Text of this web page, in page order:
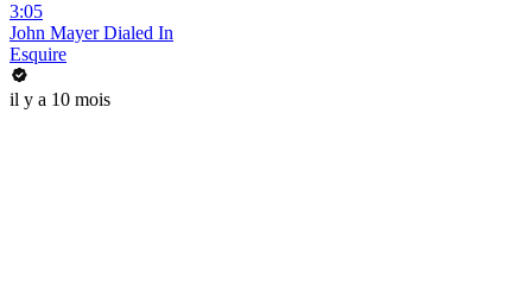
3:05
John Mayer Dialed In
Esquire
il y a 10 mois